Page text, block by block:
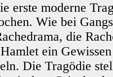
erste moderne
Wie bei
die
ein
Die Tragödie